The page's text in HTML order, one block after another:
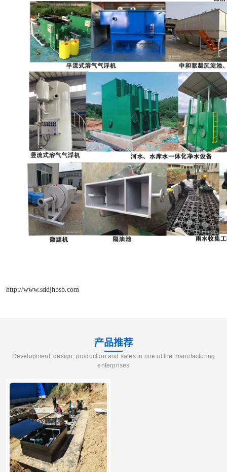
http://www.sddjhbsb.com
产品推荐
Development, design, production and sales in one of the manufacturing
enterprises